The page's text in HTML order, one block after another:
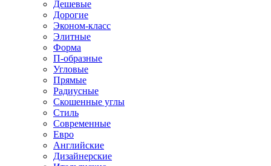
Дешевые
Дорогие
Эконом-класс
Элитные
Форма
П-образные
Угловые
Прямые
Радиусные
Скошенные углы
Стиль
Современные
Евро
Английские
Дизайнерские